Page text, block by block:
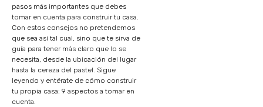
pasos más importantes que debes
tomar en cuenta para construir tu casa.
Con estos consejos no pretendemos
que sea así tal cual, sino que te sirva de
guía para tener más claro que lo se
necesita, desde la ubicación del lugar
hasta la cereza del pastel. Sigue
leyendo y entérate de cómo construir
tu propia casa: 9 aspectos a tomar en
cuenta.